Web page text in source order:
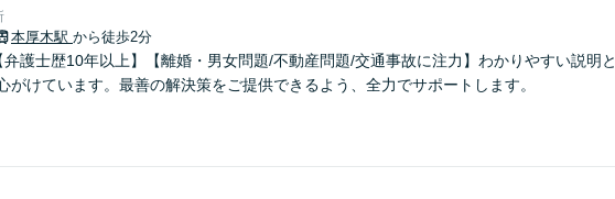
本厚木駅 から徒歩2分
弁護士歴10年以上】【離婚・男女問題/不動産問題/交通事故に注力】わかりやすい説明と
がけています。最善の解決策をご提供できるよう、全力でサポートします。